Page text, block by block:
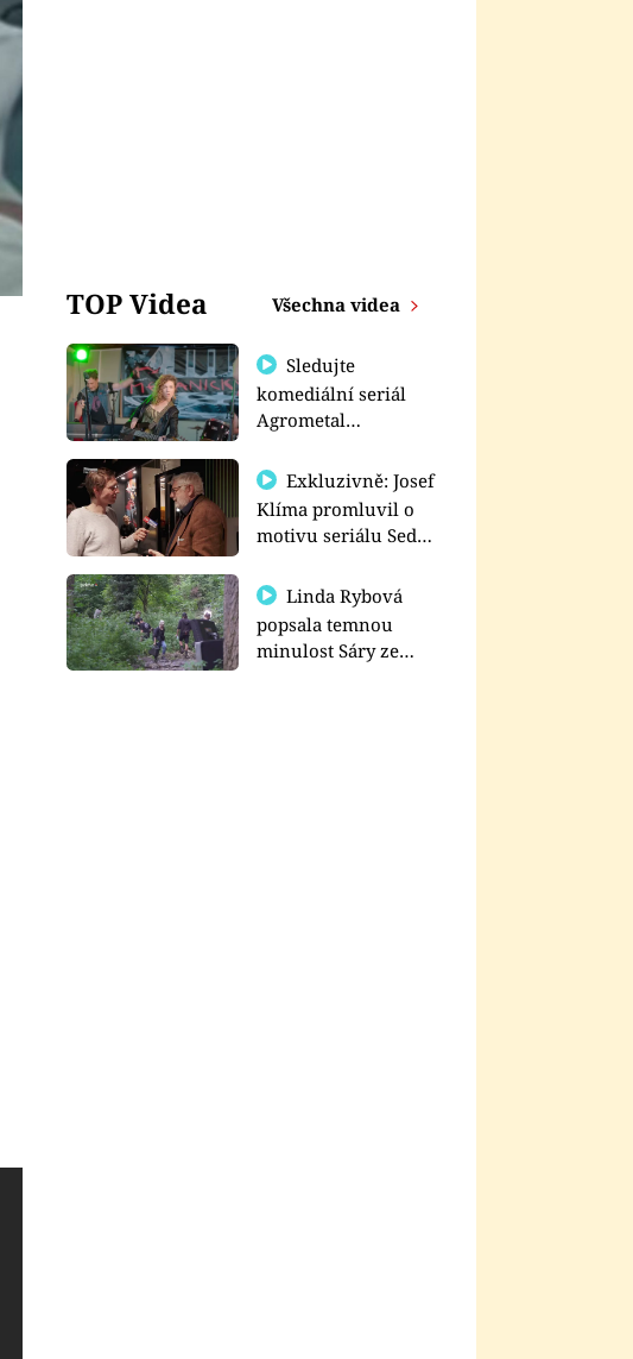
TOP Videa Všechna videa
Sledujte
komediální seriál
Agrometal
prima+
Exkluzivně: Josef
Klíma promluvil o
motivu seriálu Sedm
Linda Rybová
popsala temnou
minulost Sáry ze